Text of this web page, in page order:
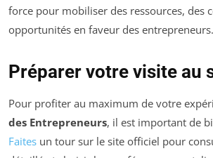
force pour mobiliser des ressources, des
opportunités en faveur des entrepreneurs.
Préparer votre visite au
Pour profiter au maximum de votre
des Entrepreneurs, il est important de
Faites un tour sur le site officiel pour